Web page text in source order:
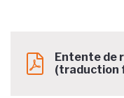
Entente de
(traduction